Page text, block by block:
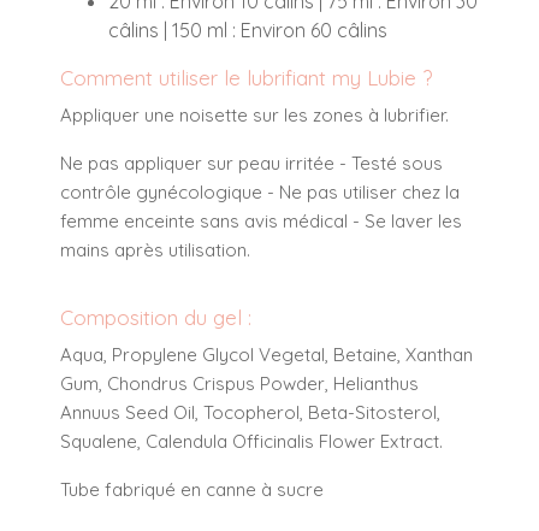
câlins | 150 ml : Environ 60 câlins
Comment utiliser le lubrifiant my Lubie ?
Appliquer une noisette sur les zones à lubrifier.
Ne pas appliquer sur peau irritée - Testé sous
contrôle gynécologique - Ne pas utiliser chez la
femme enceinte sans avis médical - Se laver les
mains après utilisation.
Composition du gel :
Aqua, Propylene Glycol Vegetal, Betaine, Xanthan
Gum, Chondrus Crispus Powder, Helianthus
Annuus Seed Oil, Tocopherol, Beta-Sitosterol,
Squalene, Calendula Officinalis Flower Extract.
Tube fabriqué en canne à sucre